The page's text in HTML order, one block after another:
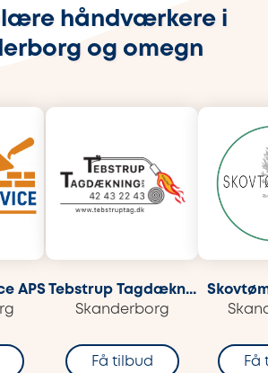
håndværkere i
og omegn
APS Tebstrup Tagdækn...
Skanderborg
Få tilbud Få